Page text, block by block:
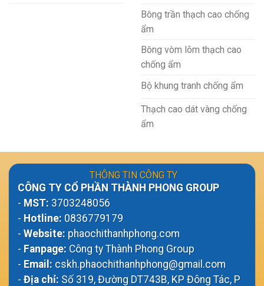
Bông trần thạch cao chống
ẩm
Bông vòm lõm thạch cao
chống ẩm
Bộ khung tranh chống ẩm
Thạch cao dát vàng chống
ẩm
THÔNG TIN CÔNG TY
CÔNG TY CỔ PHẦN THÀNH PHONG GROUP
- MST: 3703248056
- Hotline: 0836779179
- Website: phaochithanhphong.com
- Fanpage: Công ty Thành Phong Group
- Email: cskh.phaochithanhphong@gmail.com
- Địa chỉ: Số 319, Đường DT743B, KP Đông Tác, P